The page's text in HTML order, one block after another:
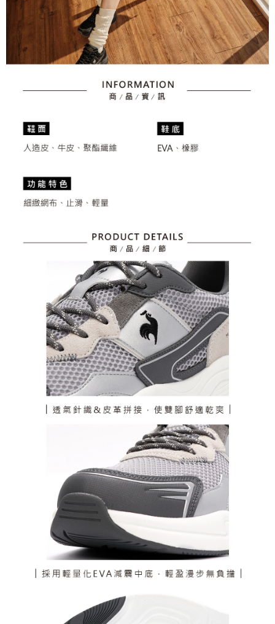
１．透過由恩沛科技股份有限公司提供之「AFTEE先享後付」服務完成之交
易，需依本服務之必要範圍內提供個人資料，並將交易相關給付款項請求債
權轉讓予恩沛科技股份有限公司。
２．關於個人資料處理事宜，請瀏覽以下網址：
https://aftee.tw/terms/#terms3
３．未成年的使用者請事先徵得法定代理人或監護人之同意方可使用
４．使用「AFTEE先享後付」時，將依據個別帳號之用戶狀況，依本公司即
５．嚴禁一人註冊多個帳號或使用他人資訊註冊。若發現惡意使用之情形，
免運費
付款後7-11取貨
免運費
免運費